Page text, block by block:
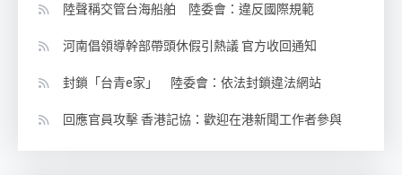
陸聲稱交管台海船舶 陸委會：違反國際規範
河南倡領導幹部帶頭休假引熱議 官方收回通知
封鎖「台青e家」 陸委會：依法封鎖違法網站
回應官員攻擊 香港記協：歡迎在港新聞工作者參與